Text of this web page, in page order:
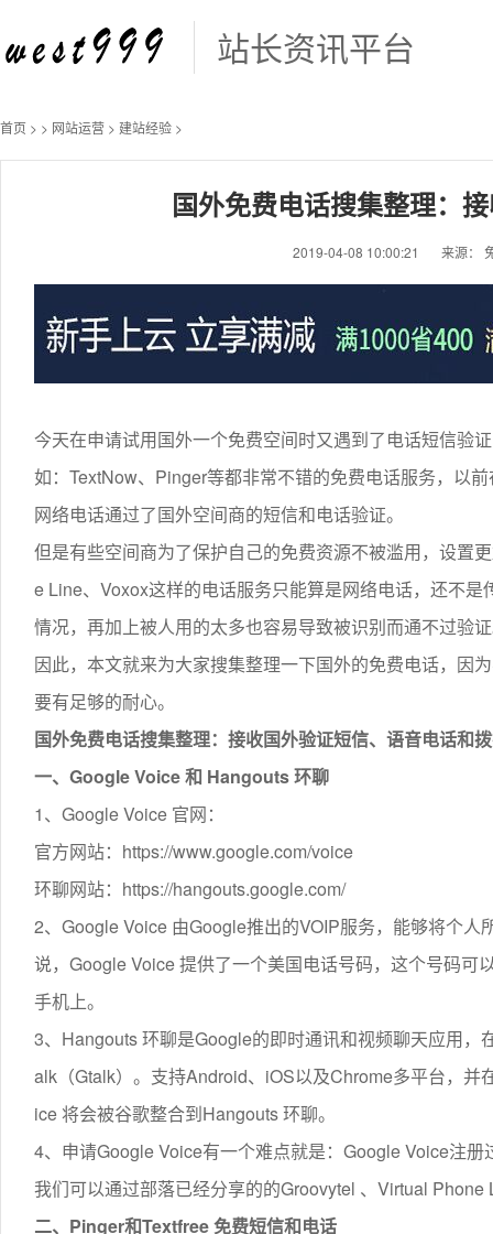
站长资讯平台
首页 > > 网站运营 > 建站经验 >
国外免费电话搜集整理：
2019-04-08 10:00:21 来源：
今天在申请试用国外一个免费空间时又遇到了电话短信验
如：TextNow、Pinger等都非常不错的免费电话服务，以
网络电话通过了国外空间商的短信和电话验证。
但是有些空间商为了保护自己的免费资源不被滥用，设置
e Line、Voxox这样的电话服务只能算是网络电话，还不
情况，再加上被人用的太多也容易导致被识别而通不过验
因此，本文就来为大家搜集整理一下国外的免费电话，因
要有足够的耐心。
国外免费电话搜集整理：接收国外验证短信、语音电话和
一、Google Voice 和 Hangouts 环聊
1、Google Voice 官网：
官方网站：https://www.google.com/voice
环聊网站：https://hangouts.google.com/
2、Google Voice 由Google推出的VOIP服务，能够将个
说，Google Voice 提供了一个美国电话号码，这个号码
手机上。
3、Hangouts 环聊是Google的即时通讯和视频聊天应用
alk（Gtalk）。支持Android、iOS以及Chrome多平台，
ice 将会被谷歌整合到Hangouts 环聊。
4、申请Google Voice有一个难点就是：Google Voice注
我们可以通过部落已经分享的的Groovytel 、Virtual Phone
二、Pinger和Textfree 免费短信和电话